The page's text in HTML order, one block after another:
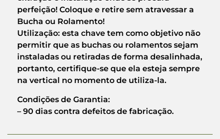
perfeição! Coloque e retire sem atravessar a
Bucha ou Rolamento!
Utilização: esta chave tem como objetivo não
permitir que as buchas ou rolamentos sejam
instaladas ou retiradas de forma desalinhada,
portanto, certifique-se que ela esteja sempre
na vertical no momento de utiliza-la.
Condições de Garantia:
– 90 dias contra defeitos de fabricação.